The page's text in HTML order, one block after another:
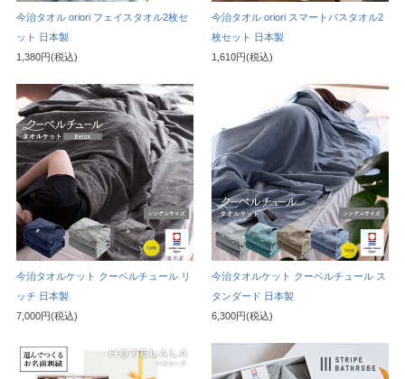
今治タオル oriori フェイスタオル2枚セ
ット 日本製
1,380円(税込)
今治タオル oriori スマートバスタオル2
枚セット 日本製
1,610円(税込)
今治タオルケット クーベルチュール リ
ッチ 日本製
7,000円(税込)
今治タオルケット クーベルチュール ス
タンダード 日本製
6,300円(税込)